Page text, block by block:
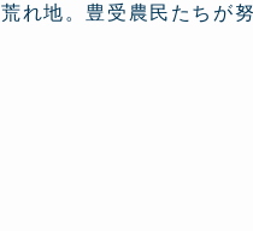
れ地。豊受農民たちが